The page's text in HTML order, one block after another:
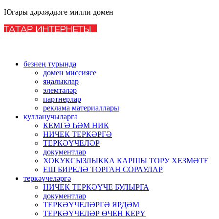
Югары дәрәҗәдәге милли домен
безнең турында
домен миссиясе
яңалыклар
элемтәләр
партнерлар
реклама материаллары
кулланучыларга
КЕМГӘ ҺӘМ НИК
НИЧЕК ТЕРКӘРГӘ
ТЕРКӘҮЧЕЛӘР
документлар
ХОКУКСЫЗЛЫККА КАРШЫ ТОРУ ХЕЗМӘТЕ
ЕШ БИРЕЛӘ ТОРГАН СОРАУЛАР
теркәүчеләргә
НИЧЕК ТЕРКӘҮЧЕ БУЛЫРГА
документлар
ТЕРКӘҮЧЕЛӘРГӘ ЯРДӘМ
ТЕРКӘҮЧЕЛӘР ӨЧЕН КЕРҮ